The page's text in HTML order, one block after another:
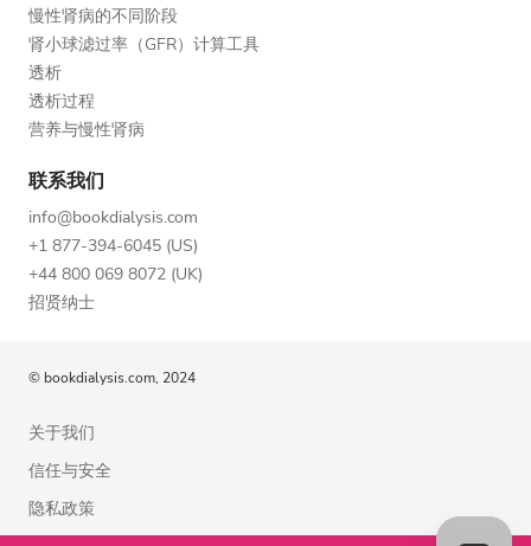
慢性肾病的不同阶段
肾小球滤过率（GFR）计算工具
透析
透析过程
营养与慢性肾病
联系我们
info@bookdialysis.com
+1 877-394-6045 (US)
+44 800 069 8072 (UK)
招贤纳士
© bookdialysis.com, 2024
关于我们
信任与安全
隐私政策